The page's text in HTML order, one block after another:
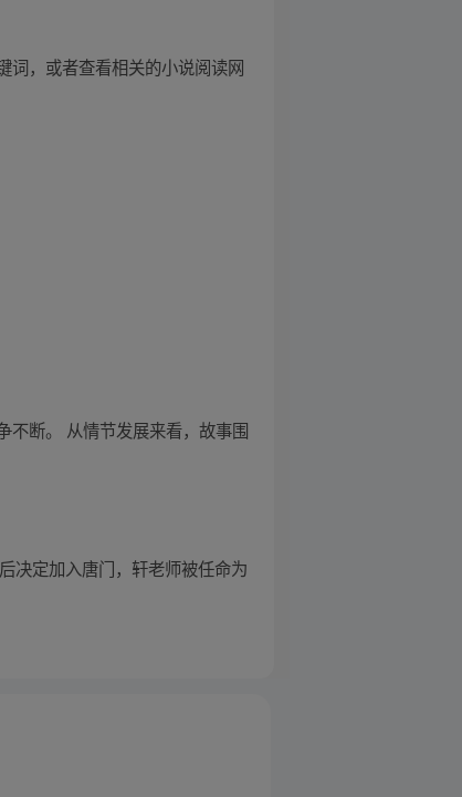
词，或者查看相关的小说阅读网
不断。 从情节发展来看，故事围
决定加入唐门，轩老师被任命为